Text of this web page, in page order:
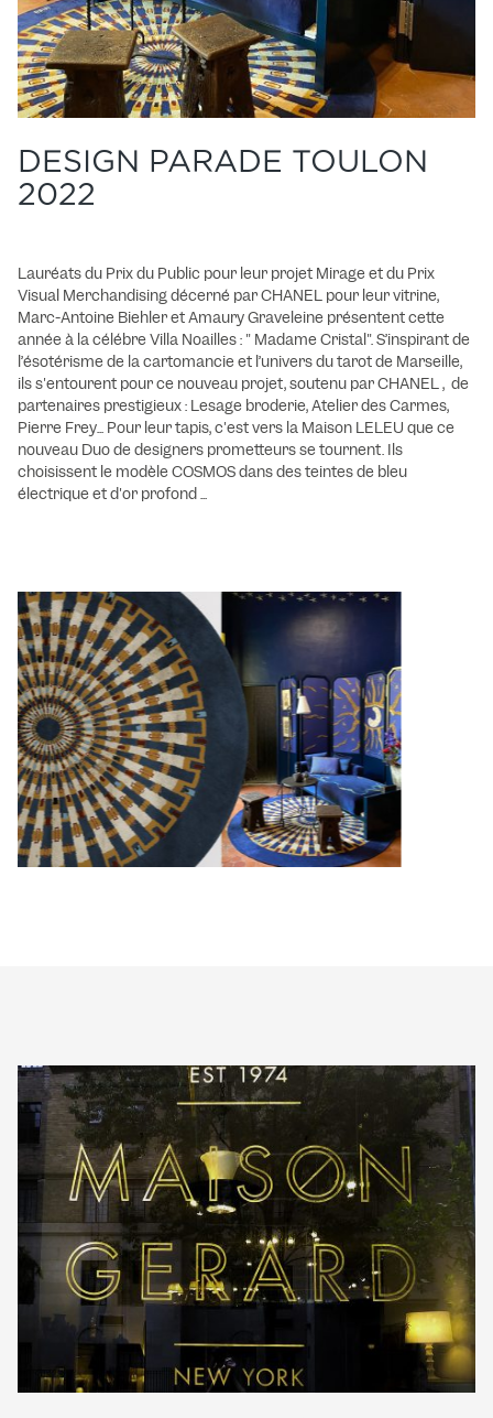
DESIGN PARADE TOULON
2022
Lauréats du Prix du Public pour leur projet Mirage et du Prix
Visual Merchandising décerné par CHANEL pour leur vitrine,
Marc-Antoine Biehler et Amaury Graveleine présentent cette
année à la célébre Villa Noailles : " Madame Cristal". S’inspirant de
l’ésotérisme de la cartomancie et l’univers du tarot de Marseille,
ils s'entourent pour ce nouveau projet, soutenu par CHANEL , de
partenaires prestigieux : Lesage broderie, Atelier des Carmes,
Pierre Frey... Pour leur tapis, c'est vers la Maison LELEU que ce
nouveau Duo de designers prometteurs se tournent. Ils
choisissent le modèle COSMOS dans des teintes de bleu
électrique et d'or profond ...